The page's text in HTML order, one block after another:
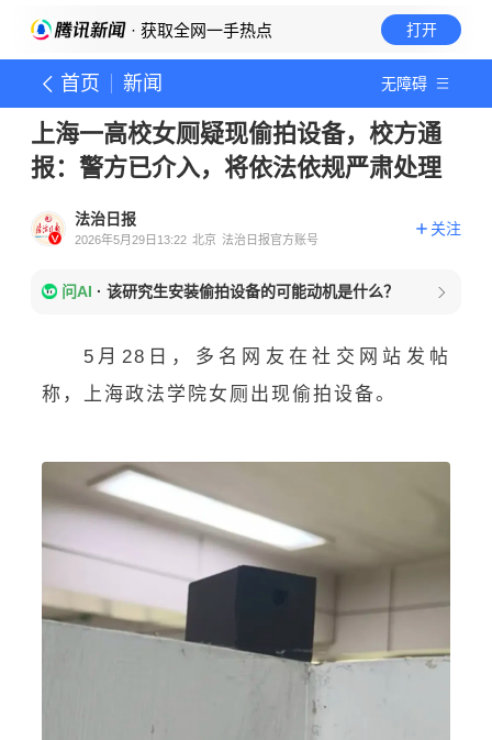
· 获取全网一手热点 打开
首页 新闻 无障碍
上海一高校女厕疑现偷拍设备，校方通
报：警方已介入，将依法依规严肃处理
法治日报
2026年5月29日13:22 北京 法治日报官方账号
关注
问AI · 该研究生安装偷拍设备的可能动机是什么？
5月28日，多名网友在社交网站发帖
称，上海政法学院女厕出现偷拍设备。